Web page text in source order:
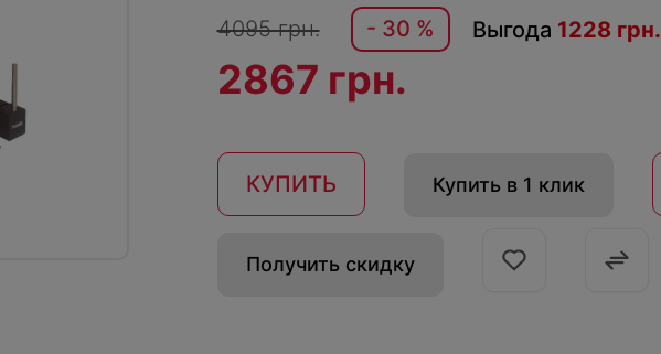
4095 грн. - 30 % Выгода 1228 грн.
2867 грн.
КУПИТЬ Купить в 1 клик
Получить скидку